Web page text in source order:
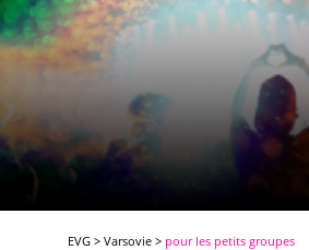
EVG > Varsovie > pour les petits groupes